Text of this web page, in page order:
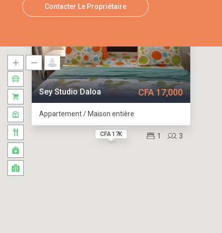
Contacter Le Propriétaire
CFA 17K
Sey Studio Daloa
Appartement / Maison entière
3
1
CFA 17,000